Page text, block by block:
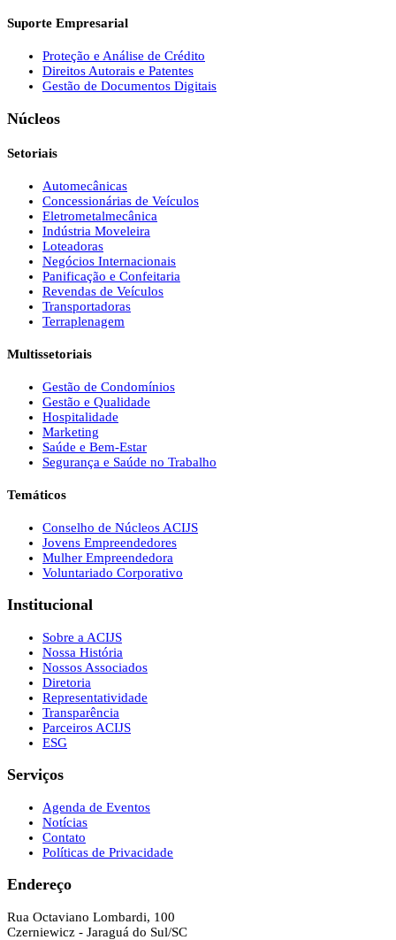
Suporte Empresarial
Proteção e Análise de Crédito
Direitos Autorais e Patentes
Gestão de Documentos Digitais
Núcleos
Setoriais
Automecânicas
Concessionárias de Veículos
Eletrometalmecânica
Indústria Moveleira
Loteadoras
Negócios Internacionais
Panificação e Confeitaria
Revendas de Veículos
Transportadoras
Terraplenagem
Multissetoriais
Gestão de Condomínios
Gestão e Qualidade
Hospitalidade
Marketing
Saúde e Bem-Estar
Segurança e Saúde no Trabalho
Temáticos
Conselho de Núcleos ACIJS
Jovens Empreendedores
Mulher Empreendedora
Voluntariado Corporativo
Institucional
Sobre a ACIJS
Nossa História
Nossos Associados
Diretoria
Representatividade
Transparência
Parceiros ACIJS
ESG
Serviços
Agenda de Eventos
Notícias
Contato
Políticas de Privacidade
Endereço
Rua Octaviano Lombardi, 100
Czerniewicz - Jaraguá do Sul/SC